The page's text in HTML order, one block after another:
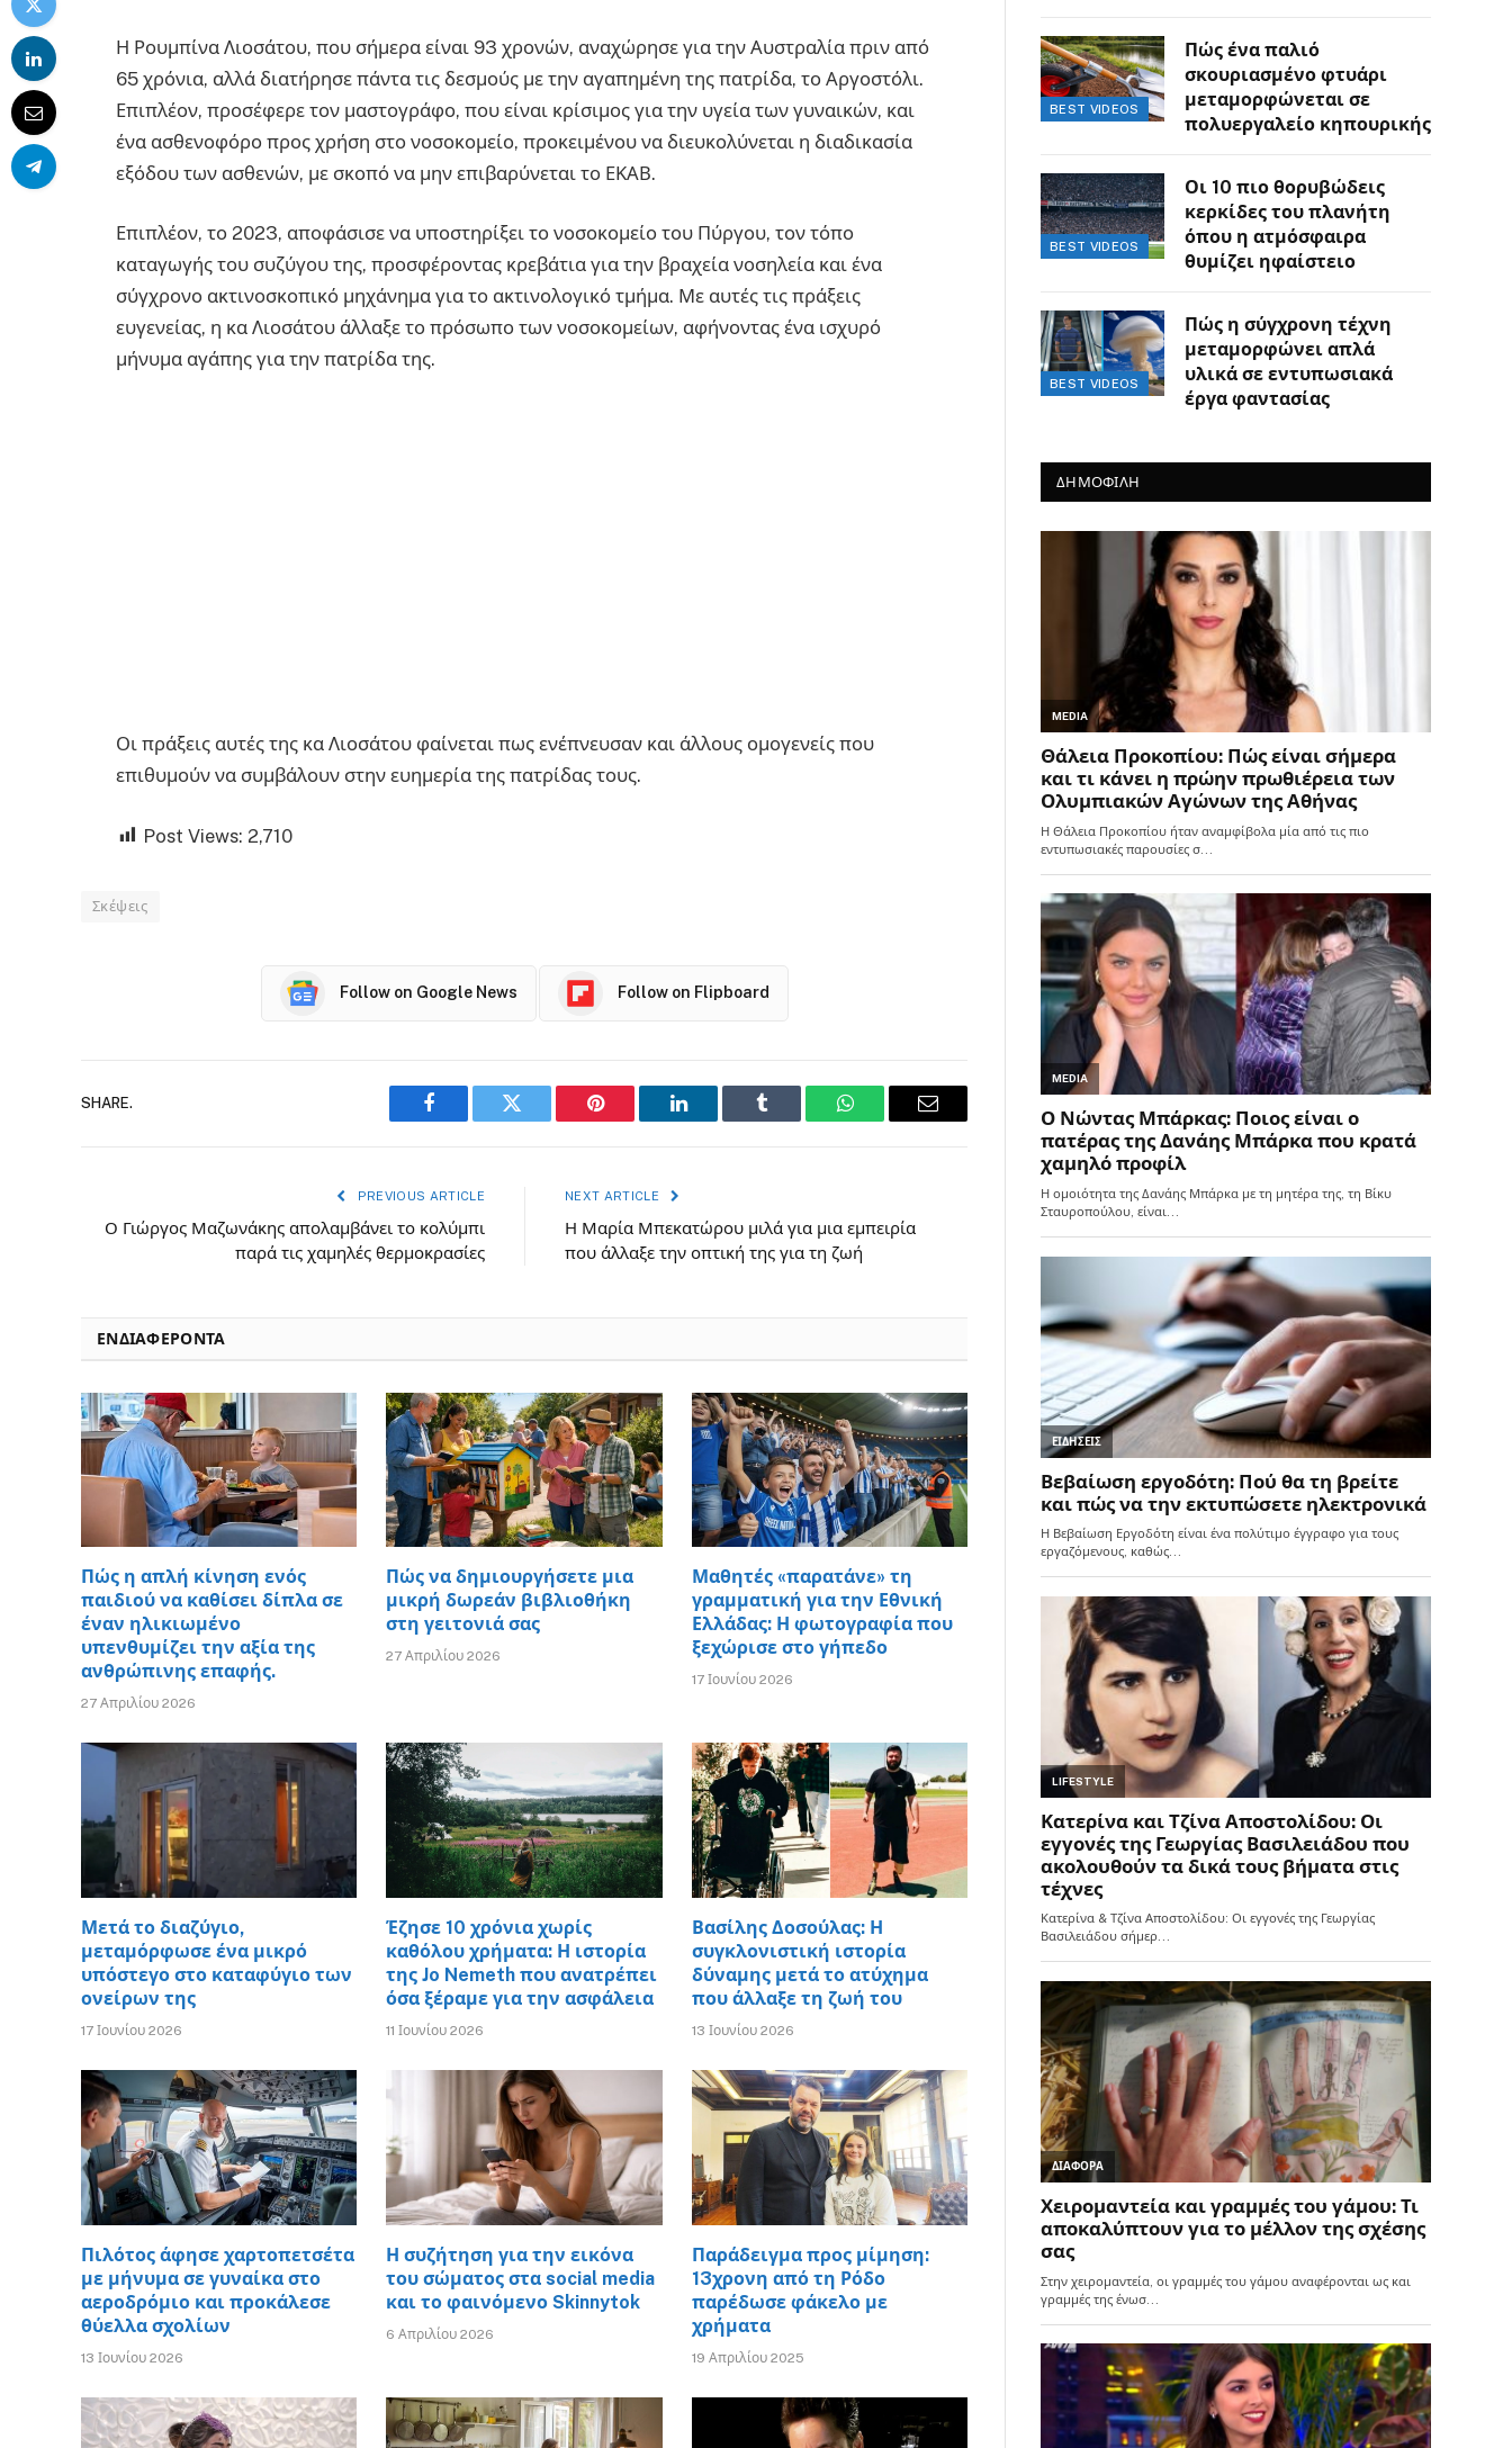
Η Ρουμπίνα Λιοσάτου, που σήμερα είναι 93 χρονών, αναχώρησε για την Αυστραλία πριν από
65 χρόνια, αλλά διατήρησε πάντα τις δεσμούς με την αγαπημένη της πατρίδα, το Αργοστόλι.
Επιπλέον, προσέφερε τον μαστογράφο, που είναι κρίσιμος για την υγεία των γυναικών, και
ένα ασθενοφόρο προς χρήση στο νοσοκομείο, προκειμένου να διευκολύνεται η διαδικασία
εξόδου των ασθενών, με σκοπό να μην επιβαρύνεται το ΕΚΑΒ.
Επιπλέον, το 2023, αποφάσισε να υποστηρίξει το νοσοκομείο του Πύργου, τον τόπο
καταγωγής του συζύγου της, προσφέροντας κρεβάτια για την βραχεία νοσηλεία και ένα
σύγχρονο ακτινοσκοπικό μηχάνημα για το ακτινολογικό τμήμα. Με αυτές τις πράξεις
ευγενείας, η κα Λιοσάτου άλλαξε το πρόσωπο των νοσοκομείων, αφήνοντας ένα ισχυρό
μήνυμα αγάπης για την πατρίδα της.
Οι πράξεις αυτές της κα Λιοσάτου φαίνεται πως ενέπνευσαν και άλλους ομογενείς που
επιθυμούν να συμβάλουν στην ευημερία της πατρίδας τους.
Post Views: 2,710
Σκέψεις
Follow on Google News Follow on Flipboard
SHARE.
Facebook Twitter Pinterest LinkedIn Tumblr WhatsAppEmail
PREVIOUS ARTICLE
Ο Γιώργος Μαζωνάκης απολαμβάνει το κολύμπι
παρά τις χαμηλές θερμοκρασίες
NEXT ARTICLE
Η Μαρία Μπεκατώρου μιλά για μια εμπειρία
που άλλαξε την οπτική της για τη ζωή
ΕΝΔΙΑΦΈΡΟΝΤΑ
Πώς η απλή κίνηση ενός
παιδιού να καθίσει δίπλα σε
έναν ηλικιωμένο
υπενθυμίζει την αξία της
ανθρώπινης επαφής.
27 Απριλίου 2026
Πώς να δημιουργήσετε μια
μικρή δωρεάν βιβλιοθήκη
στη γειτονιά σας
27 Απριλίου 2026
Μαθητές «παρατάνε» τη
γραμματική για την Εθνική
Ελλάδας: Η φωτογραφία που
ξεχώρισε στο γήπεδο
17 Ιουνίου 2026
Μετά το διαζύγιο,
μεταμόρφωσε ένα μικρό
υπόστεγο στο καταφύγιο των
ονείρων της
17 Ιουνίου 2026
Έζησε 10 χρόνια χωρίς
καθόλου χρήματα: Η ιστορία
της Jo Nemeth που ανατρέπει
όσα ξέραμε για την ασφάλεια
11 Ιουνίου 2026
Βασίλης Δοσούλας: Η
συγκλονιστική ιστορία
δύναμης μετά το ατύχημα
που άλλαξε τη ζωή του
13 Ιουνίου 2026
Πιλότος άφησε χαρτοπετσέτα
με μήνυμα σε γυναίκα στο
αεροδρόμιο και προκάλεσε
θύελλα σχολίων
13 Ιουνίου 2026
Η συζήτηση για την εικόνα
του σώματος στα social media
και το φαινόμενο Skinnytok
6 Απριλίου 2026
Παράδειγμα προς μίμηση:
13χρονη από τη Ρόδο
παρέδωσε φάκελο με
χρήματα
19 Απριλίου 2025
BEST VIDEOS
Πώς ένα παλιό
σκουριασμένο φτυάρι
μεταμορφώνεται σε
πολυεργαλείο κηπουρικής
BEST VIDEOS
Οι 10 πιο θορυβώδεις
κερκίδες του πλανήτη
όπου η ατμόσφαιρα
θυμίζει ηφαίστειο
BEST VIDEOS
Πώς η σύγχρονη τέχνη
μεταμορφώνει απλά
υλικά σε εντυπωσιακά
έργα φαντασίας
ΔΗΜΟΦΙΛΗ